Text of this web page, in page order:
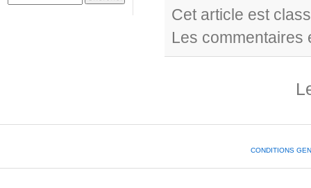
Cet article est
Les commentaires
CONDITIONS